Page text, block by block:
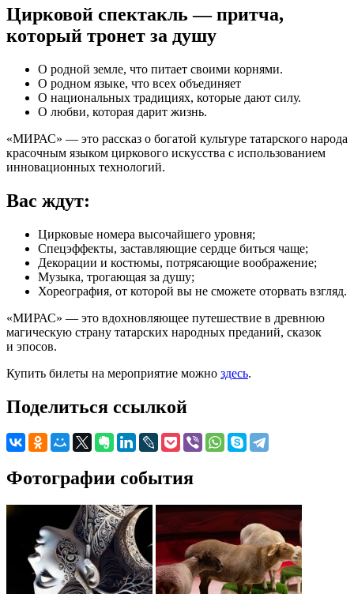
Цирковой спектакль — притча,
который тронет за душу
О родной земле, что питает своими корнями.
О родном языке, что всех объединяет
О национальных традициях, которые дают силу.
О любви, которая дарит жизнь.
«МИРАС» — это рассказ о богатой культуре татарского народа
красочным языком циркового искусства с использованием
инновационных технологий.
Вас ждут:
Цирковые номера высочайшего уровня;
Спецэффекты, заставляющие сердце биться чаще;
Декорации и костюмы, потрясающие воображение;
Музыка, трогающая за душу;
Хореография, от которой вы не сможете оторвать взгляд.
«МИРАС» — это вдохновляющее путешествие в древнюю
магическую страну татарских народных преданий, сказок
и эпосов.
Купить билеты на мероприятие можно здесь.
Поделиться ссылкой
Фотографии события